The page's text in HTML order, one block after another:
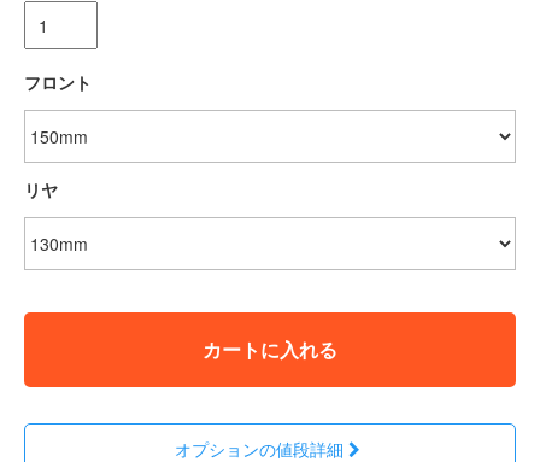
フロント
リヤ
カートに入れる
オプションの値段詳細